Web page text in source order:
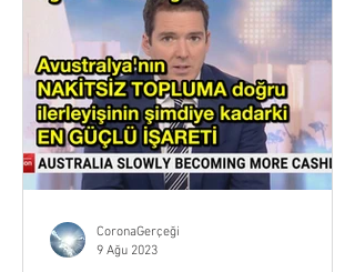
CoronaGerçeği
9 Ağu 2023